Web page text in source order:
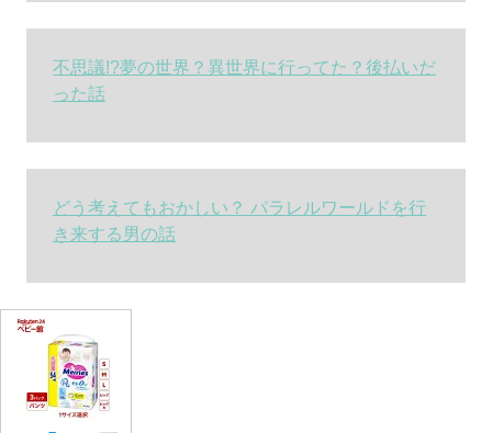
不思議!?夢の世界？異世界に行ってた？後払いだ
った話
どう考えてもおかしい？ パラレルワールドを行
き来する男の話